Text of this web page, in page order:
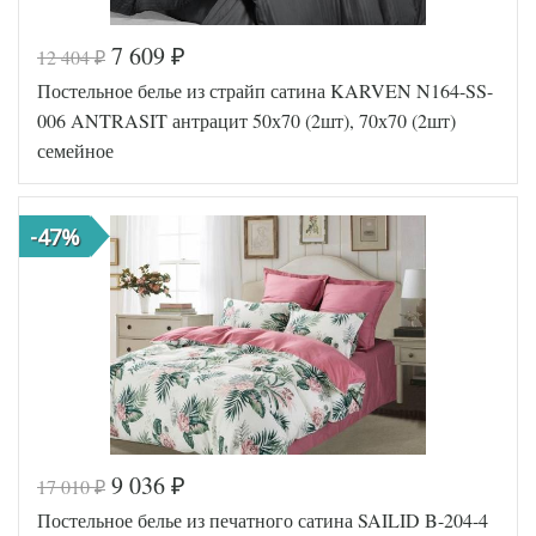
Код товара
570-714
Артикул
FIR12565
00011272
Ткань
Сатин с
Размер
пододеяльника
160х220
(2шт)
Размер
простыни
50х70
70х70
(2шт)
Производитель
Karven
(Турция)
Код товара
570-638
FIR8681
12 404₽ 7 609 ₽
Постельное белье из страйп сатина KARVEN N164-SS-
006 ANTRASIT антрацит 50х70 (2шт), 70х70 (2шт)
семейное
-47%
17 010₽ 9 036 ₽
Постельное белье из печатного сатина SAILID B-204-4